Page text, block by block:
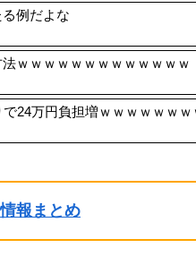
例だよな
ｗｗｗｗｗｗｗｗｗｗｗｗｗ
24万円負担増ｗｗｗｗｗｗｗ
報まとめ